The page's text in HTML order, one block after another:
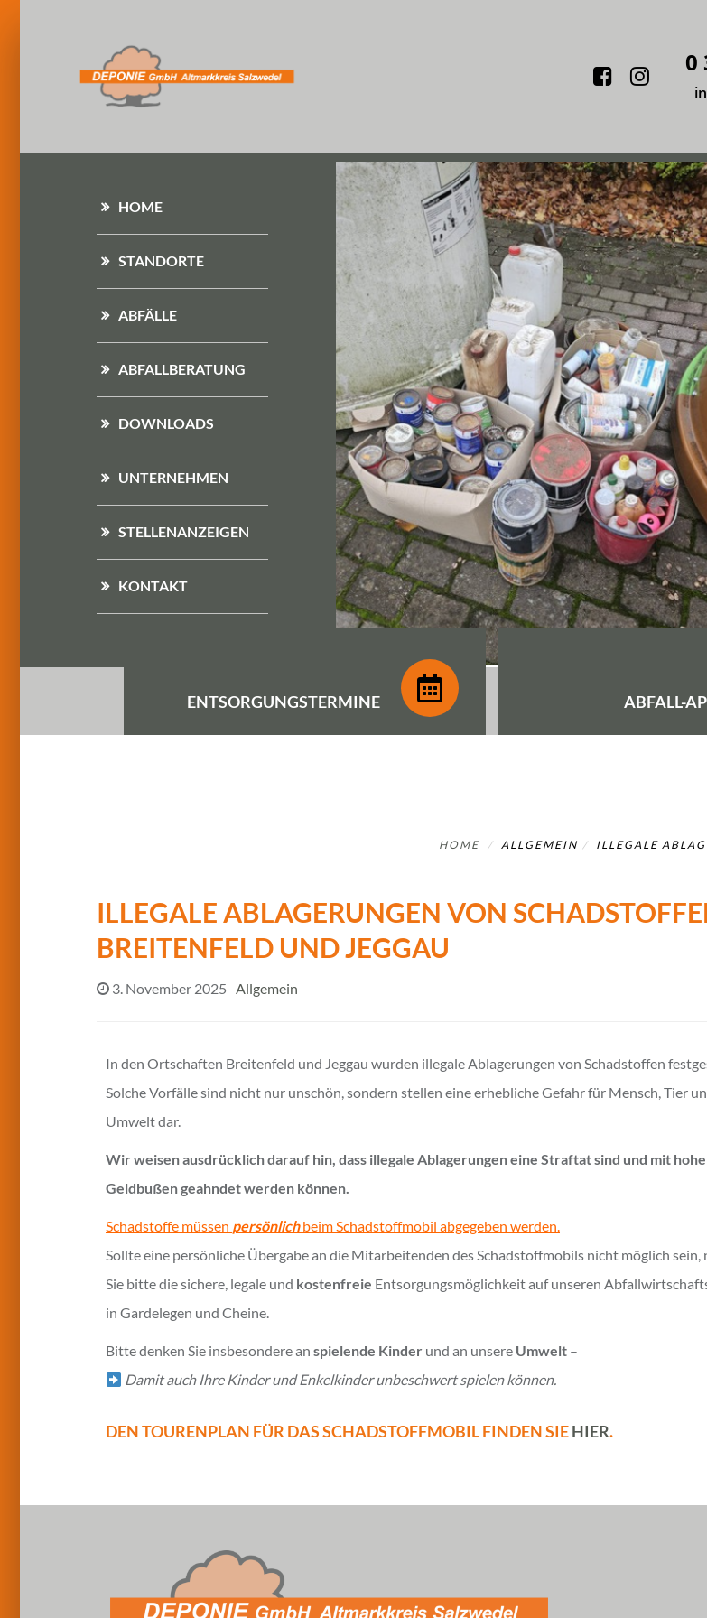
Facebook
0
HOME
STANDORTE
ABFÄLLE
ABFALLBERATUNG
DOWNLOADS
UNTERNEHMEN
STELLENANZEIGEN
KONTAKT
ENTSORGUNGSTERMINE ABFALL-
HOME ALLGEMEIN ILLEGALE
ILLEGALE ABLAGERUNGEN VON
BREITENFELD UND JEGGAU
3. November 2025 Allgemein
In den Ortschaften Breitenfeld und Jeggau wurden illegale Ablagerungen von Schadstoffen
Solche Vorfälle sind nicht nur unschön, sondern stellen eine erhebliche Gefahr für Mensch, Tier
Umwelt dar.
Wir weisen ausdrücklich darauf hin, dass illegale Ablagerungen eine Straftat sind und mit
Geldbußen geahndet werden können.
Schadstoffe müssen persönlichbeim Schadstoffmobil abgegeben werden.
Sollte eine persönliche Übergabe an die Mitarbeitenden des Schadstoffmobils nicht möglich sein,
Sie bitte die sichere, legale und kostenfreie Entsorgungsmöglichkeit auf unseren
in Gardelegen und Cheine.
Bitte denken Sie insbesondere an spielende Kinder und an unsere Umwelt –
Damit auch Ihre Kinder und Enkelkinder unbeschwert spielen können.
DEN TOURENPLAN FÜR DAS SCHADSTOFFMOBIL FINDEN SIEHIER.